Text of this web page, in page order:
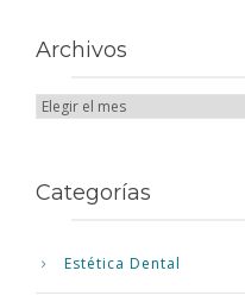
Archivos
Categorías
Estética Dental